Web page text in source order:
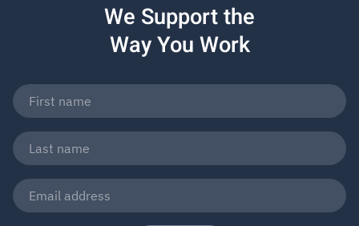
We Support the
Way You Work